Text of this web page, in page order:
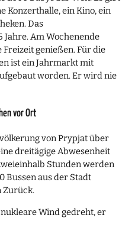
Konzerthalle, ein Kino, ein
Das
Am Wochenende
genießen. Für die
ist ein Jahrmarkt mit
worden. Er wird nie
vor Ort
von Prypjat über
dreitägige Abwesenheit
Stunden werden
Bussen aus der Stadt
Zurück.
Wind gedreht, er